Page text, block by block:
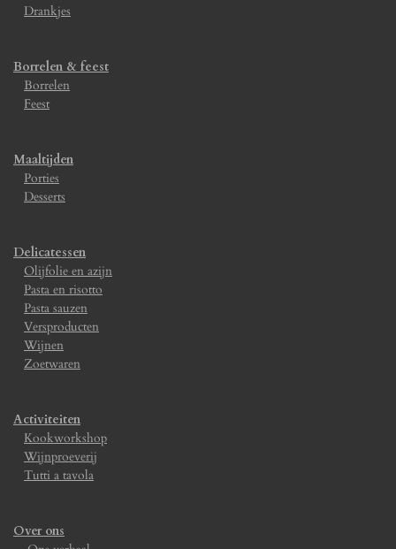
Drankjes
Borrelen & feest
Borrelen
Feest
Maaltijden
Porties
Desserts
Delicatessen
Olijfolie en azijn
Pasta en risotto
Pasta sauzen
Versproducten
Wijnen
Zoetwaren
Activiteiten
Kookworkshop
Wijnproeverij
Tutti a tavola
Over ons